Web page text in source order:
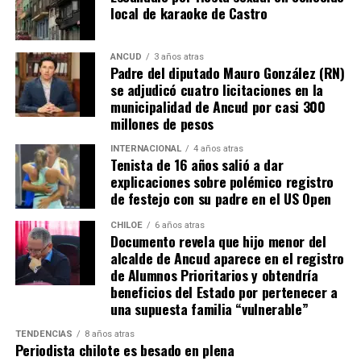
que, a diferencia del conocido dicho, en este caso, todos
los caminos conducen a… La Moneda y, mientras se
espera ese gesto por parte de la madre del pequeño
Tomás, los pasos siguen quemando los pies de Fernando
en pos de que cada kilómetro recorrido, signifique más
que una llegada a Santiago, un arribo a la cura de su hijo
Actualmente, Gómez se encuentra en Santiago
realizando trámites y participando como invitada en
distintos medios de comunicación. Aunque aún no tiene
una fecha exacta para su viaje a Estados Unidos, donde
se administra el medicamento, indicó que esperan
realizarlo «a mediados de junio».
Cabe destacar que, pese a que se logró reunir el dinero y,
por ende, la meta se cumplió, continúan circulando por
redes sociales, eventos a beneficios de Tomás Ross.
local de karaoke de Castro
ANCUD 3 años atras
Padre del diputado Mauro González (RN)
se adjudicó cuatro licitaciones en la
municipalidad de Ancud por casi 300
millones de pesos
INTERNACIONAL 4 años atras
Tenista de 16 años salió a dar
explicaciones sobre polémico registro
de festejo con su padre en el US Open
CHILOE 6 años atras
Documento revela que hijo menor del
alcalde de Ancud aparece en el registro
de Alumnos Prioritarios y obtendría
beneficios del Estado por pertenecer a
una supuesta familia “vulnerable”
TENDENCIAS 8 años atras
Periodista chilote es besado en plena